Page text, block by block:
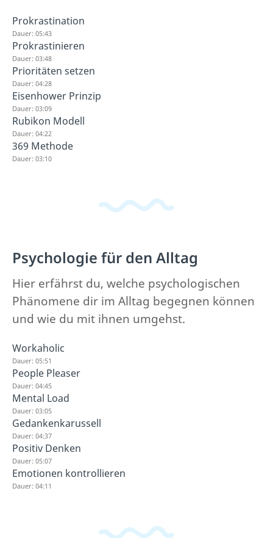
Prokrastination
Dauer: 05:43
Prokrastinieren
Dauer: 03:48
Prioritäten setzen
Dauer: 04:28
Eisenhower Prinzip
Dauer: 03:09
Rubikon Modell
Dauer: 04:22
369 Methode
Dauer: 03:10
Psychologie für den Alltag
Hier erfährst du, welche psychologischen
Phänomene dir im Alltag begegnen können
und wie du mit ihnen umgehst.
Workaholic
Dauer: 05:51
People Pleaser
Dauer: 04:45
Mental Load
Dauer: 03:05
Gedankenkarussell
Dauer: 04:37
Positiv Denken
Dauer: 05:07
Emotionen kontrollieren
Dauer: 04:11